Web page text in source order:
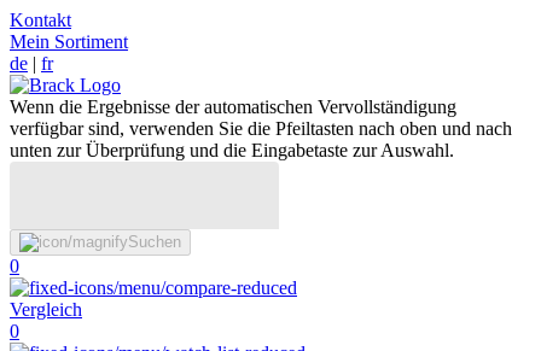
Kontakt
Mein Sortiment
de | fr
Wenn die Ergebnisse der automatischen Vervollständigung
verfügbar sind, verwenden Sie die Pfeiltasten nach oben und nach
unten zur Überprüfung und die Eingabetaste zur Auswahl.
Suchen
0
Vergleich
0